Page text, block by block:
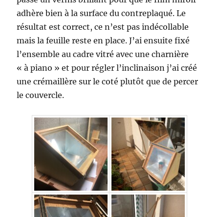
adhère bien à la surface du contreplaqué. Le
résultat est correct, ce n’est pas indécollable
mais la feuille reste en place. J’ai ensuite fixé
l’ensemble au cadre vitré avec une charnière
« à piano » et pour régler l’inclinaison j’ai créé
une crémaillère sur le coté plutôt que de percer
le couvercle.